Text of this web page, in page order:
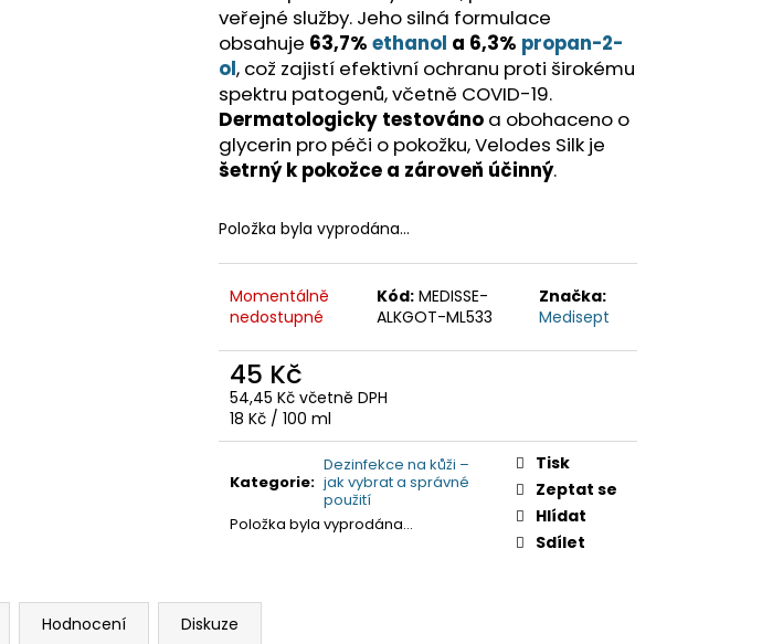
veřejné služby. Jeho silná formulace
obsahuje 63,7% ethanol a 6,3% propan-2-
ol, což zajistí efektivní ochranu proti širokému
spektru patogenů, včetně COVID-19.
Dermatologicky testováno a obohaceno o
glycerin pro péči o pokožku, Velodes Silk je
šetrný k pokožce a zároveň účinný.
Položka byla vyprodána…
Momentálně
nedostupné
Kód: MEDISSE-
ALKGOT-ML533
Značka:
Medisept
45 Kč
54,45 Kč včetně DPH
Měrná
cena:
18 Kč / 100 ml
Kategorie:
Dezinfekce na kůži –
jak vybrat a správné
použití
Položka byla vyprodána…
Tisk
Zeptat se
Hlídat
Sdílet
Hodnocení Diskuze